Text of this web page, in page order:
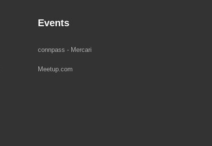
Events
connpass - Mercari
Meetup.com